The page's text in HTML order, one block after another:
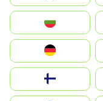
Switzerland
Deutschland
United Kingdom